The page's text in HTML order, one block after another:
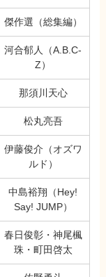
傑作選（総集編）
河合郁人（A.B.C-
Z）
那須川天心
松丸亮吾
伊藤俊介（オズワ
ルド）
中島裕翔（Hey!
Say! JUMP）
春日俊彰・神尾楓
珠・町田啓太